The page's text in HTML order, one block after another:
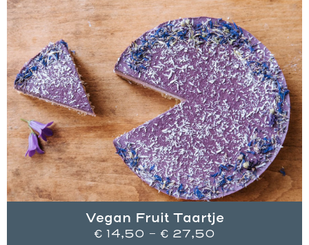
Vegan Fruit Taartje
€ 14,50 - € 27,50